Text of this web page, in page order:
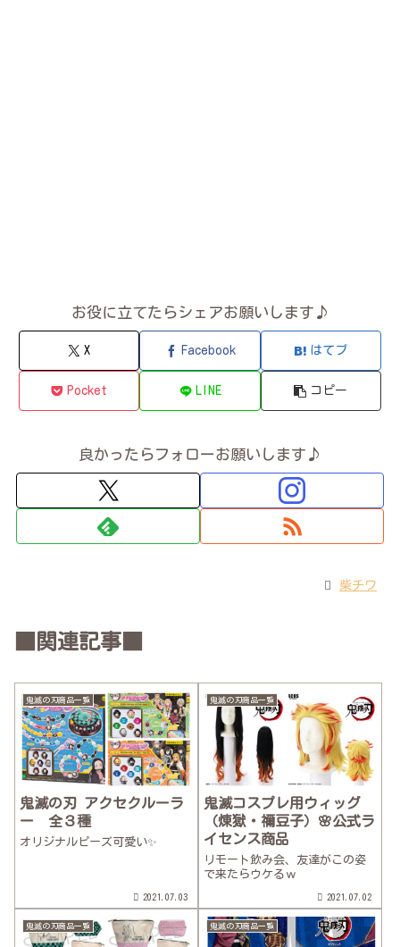
お役に立てたらシェアお願いします♪
X Facebook はてブ
Pocket LINE コピー
良かったらフォローお願いします♪
柴チワ
■関連記事■
鬼滅の刃商品一覧
鬼滅の刃 アクセクルーラ
ー 全３種
オリジナルピーズ可愛い✨
2021.07.03
鬼滅の刃商品一覧
鬼滅コスプレ用ウィッグ
（煉獄・禰豆子）🌸公式ラ
イセンス商品
リモート飲み会、友達がこの姿
で来たらウケるｗ
2021.07.02
鬼滅の刃商品一覧 鬼滅の刃商品一覧